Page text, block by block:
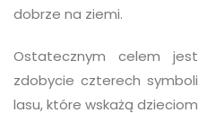
dobrze na ziemi.
Ostatecznym celem jest
zdobycie czterech symboli
lasu, które wskażą dzieciom